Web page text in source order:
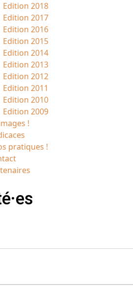
Edition 2018
Edition 2017
Edition 2016
Edition 2015
Edition 2014
Edition 2013
Edition 2012
Edition 2011
Edition 2010
Edition 2009
!
pratiques !